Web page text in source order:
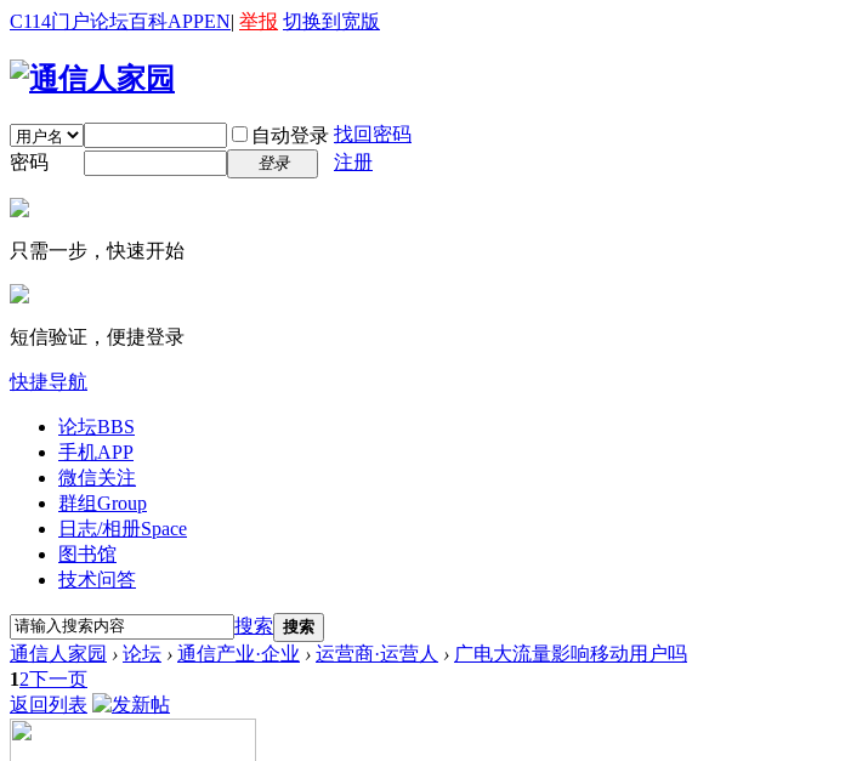
C114门户论坛百科APPEN| 举报 切换到宽版
自动登录 找回密码
密码
登录 注册
只需一步，快速开始
短信验证，便捷登录
快捷导航
论坛BBS
手机APP
微信关注
群组Group
日志/相册Space
图书馆
技术问答
搜索 搜索
通信人家园 › 论坛 › 通信产业·企业 › 运营商·运营人 › 广电大流量影响移动用户吗
12下一页
返回列表